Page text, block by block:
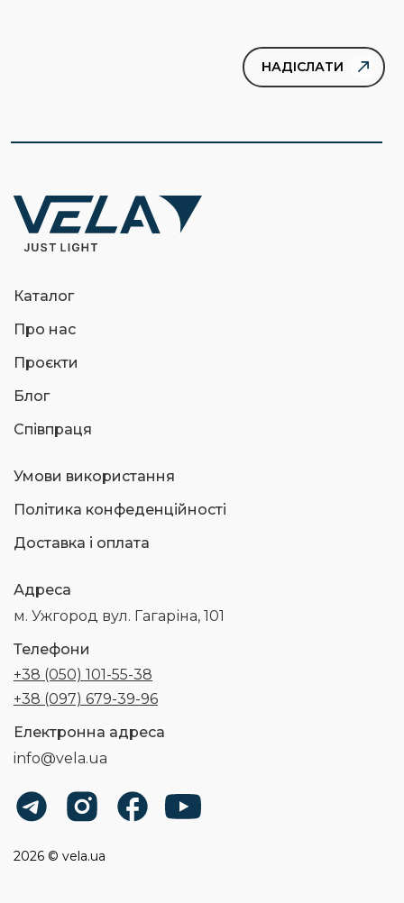
Каталог
Про нас
Проєкти
Блог
Співпраця
Умови використання
Політика конфеденційності
Доставка і оплата
Адреса
м. Ужгород вул. Гагаріна, 101
Телефони
+38 (050) 101-55-38
+38 (097) 679-39-96
Електронна адреса
info@vela.ua
2026 © vela.ua